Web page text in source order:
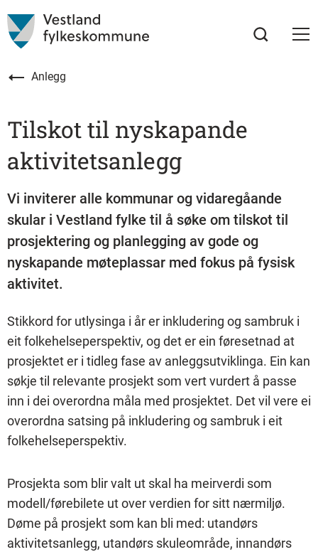
Anlegg
Tilskot til nyskapande
aktivitetsanlegg
Vi inviterer alle kommunar og vidaregåande
skular i Vestland fylke til å søke om tilskot til
prosjektering og planlegging av gode og
nyskapande møteplassar med fokus på fysisk
aktivitet.
Stikkord for utlysinga i år er inkludering og sambruk i
eit folkehelseperspektiv, og det er ein føresetnad at
prosjektet er i tidleg fase av anleggsutviklinga. Ein kan
søkje til relevante prosjekt som vert vurdert å passe
inn i dei overordna måla med prosjektet. Det vil vere ei
overordna satsing på inkludering og sambruk i eit
folkehelseperspektiv.
Prosjekta som blir valt ut skal ha meirverdi som
modell/førebilete ut over verdien for sitt nærmiljø.
Døme på prosjekt som kan bli med: utandørs
aktivitetsanlegg, utandørs skuleområde, innandørs